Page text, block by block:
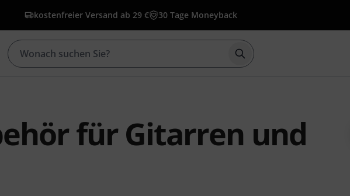
kostenfreier Versand ab 29 € 30 Tage Moneyback
Suche mit Suchwort
für Gitarren und